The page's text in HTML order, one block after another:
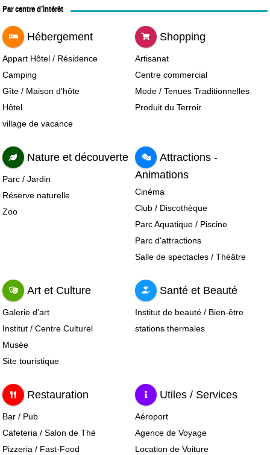
Par centre d’intérêt
Hébergement
Appart Hôtel / Résidence
Camping
Gîte / Maison d'hôte
Hôtel
village de vacance
Shopping
Artisanat
Centre commercial
Mode / Tenues Traditionnelles
Produit du Terroir
Nature et découverte
Parc / Jardin
Réserve naturelle
Zoo
Attractions -
Animations
Cinéma
Club / Discothèque
Parc Aquatique / Piscine
Parc d'attractions
Salle de spectacles / Théâtre
Art et Culture
Galerie d'art
Institut / Centre Culturel
Musée
Site touristique
Santé et Beauté
Institut de beauté / Bien-être
stations thermales
Restauration
Bar / Pub
Cafeteria / Salon de Thé
Pizzeria / Fast-Food
Utiles / Services
Aéroport
Agence de Voyage
Location de Voiture